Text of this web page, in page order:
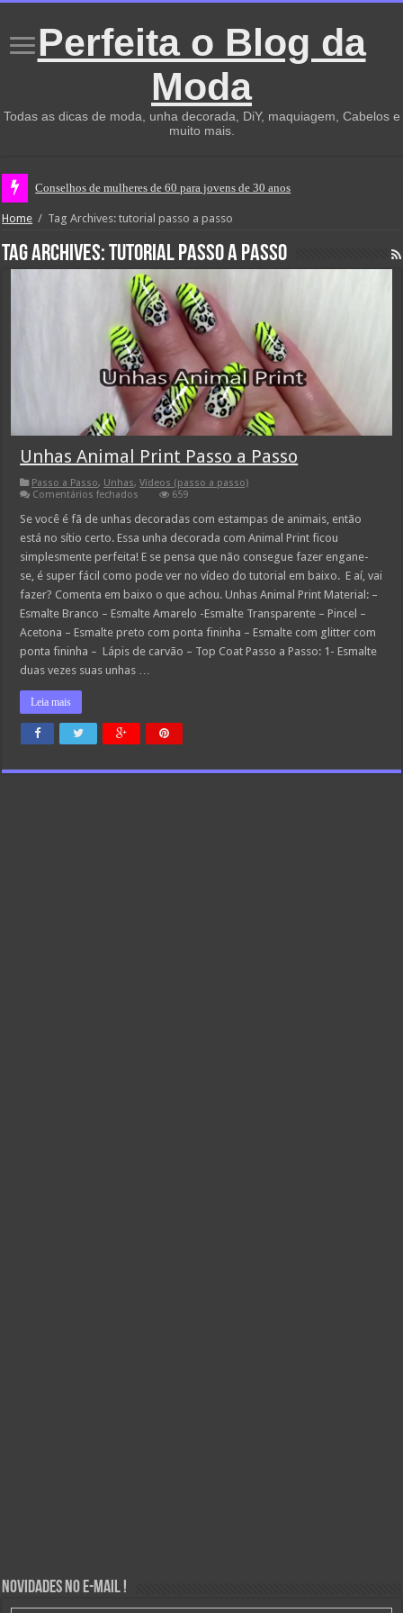
Perfeita o Blog da
Moda
Todas as dicas de moda, unha decorada, DiY, maquiagem, Cabelos e
muito mais.
Conselhos de mulheres de 60 para jovens de 30 anos
Home / Tag Archives: tutorial passo a passo
Tag Archives:tutorial passo a passo
Unhas Animal Print Passo a Passo
Passo a Passo, Unhas,Vídeos (passo a passo)
Comentários fechados
Animal
Passo
a
Passo
659
Se você é fã de unhas decoradas com estampas de animais, então
está no sítio certo. Essa unha decorada com Animal Print ficou
simplesmente perfeita! E se pensa que não consegue fazer engane-
se, é super fácil como pode ver no vídeo do tutorial em baixo. E aí, vai
fazer? Comenta em baixo o que achou. Unhas Animal Print Material: –
Esmalte Branco – Esmalte Amarelo -Esmalte Transparente – Pincel –
Acetona – Esmalte preto com ponta fininha – Esmalte com glitter com
ponta fininha – Lápis de carvão – Top Coat Passo a Passo: 1- Esmalte
duas vezes suas unhas …
Leia mais
Novidades no E-mail !